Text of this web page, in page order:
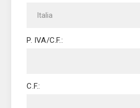
P. IVA/C.F.:
C.F.: